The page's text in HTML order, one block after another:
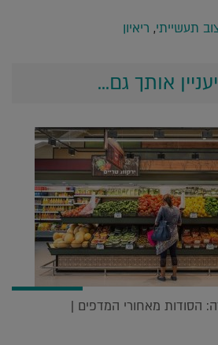
תעשייתי, ריאיון
אותך גם...
הסודות מאחורי המדפים |